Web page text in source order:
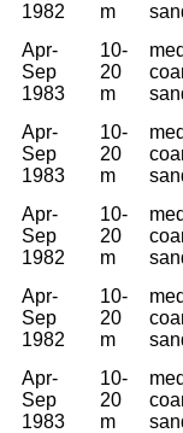
1982
m
Apr-
Sep
1983
10-
20
m
Apr-
Sep
1983
10-
20
m
Apr-
Sep
1982
10-
20
m
Apr-
Sep
1982
10-
20
m
Apr-
Sep
1983
10-
20
m